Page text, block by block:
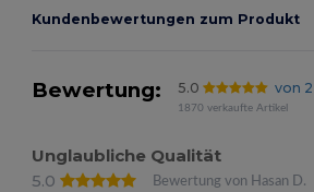
Kundenbewertungen zum Produkt
Bewertung: 5.0 von
1870 verkaufte Artikel
Unglaubliche Qualität
5.0
Bewertung von Hasan D.